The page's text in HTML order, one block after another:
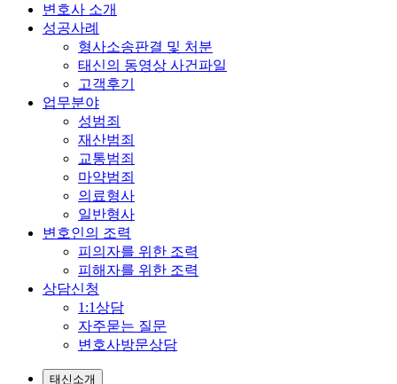
변호사 소개
성공사례
형사소송판결 및 처분
태신의 동영상 사건파일
고객후기
업무분야
성범죄
재산범죄
교통범죄
마약범죄
의료형사
일반형사
변호인의 조력
피의자를 위한 조력
피해자를 위한 조력
상담신청
1:1상담
자주묻는 질문
변호사방문상담
태신소개